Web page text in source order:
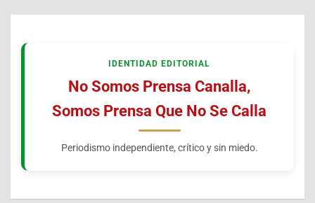
IDENTIDAD EDITORIAL
No Somos Prensa Canalla,
Somos Prensa Que No Se Calla
Periodismo independiente, crítico y sin miedo.